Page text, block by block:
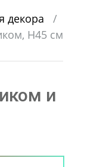
декора
/
H45 см
и